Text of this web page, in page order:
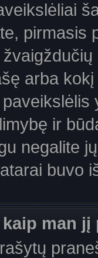
pirmasis
arba
ir
negalite
buvo
man